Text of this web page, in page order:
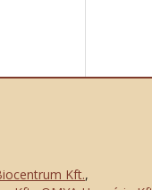
Kft.,